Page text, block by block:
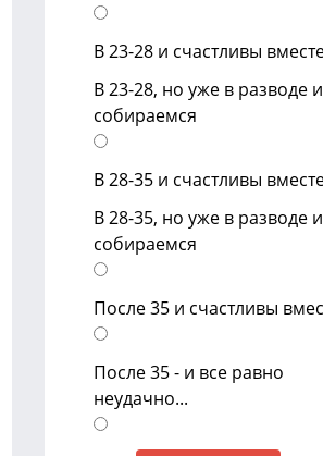
В 23-28 и счастливы
В 23-28, но уже в разводе
собираемся
В 28-35 и счастливы
В 28-35, но уже в разводе
собираемся
После 35 и счастливы
После 35 - и все равно
неудачно...